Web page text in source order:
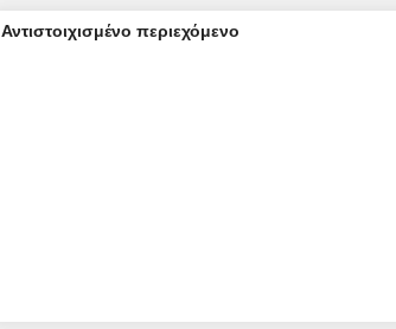
Αντιστοιχισμένο περιεχόμενο